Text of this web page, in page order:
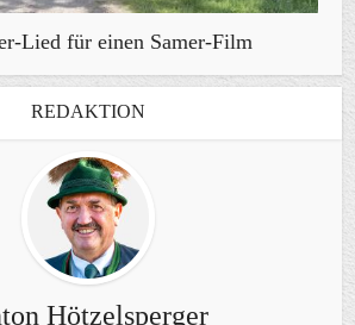
Lied für einen Samer-Film
REDAKTION
Hötzelsperger